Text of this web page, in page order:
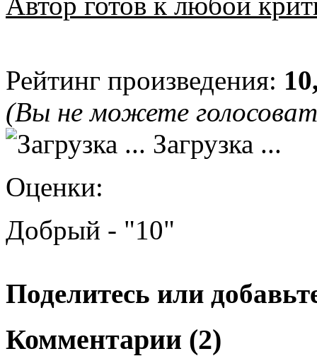
Рейтинг произведения:
(Вы не можете
Загрузка ...
Оценки:
Добрый - "10"
Поделитесь или
Комментарии (2)